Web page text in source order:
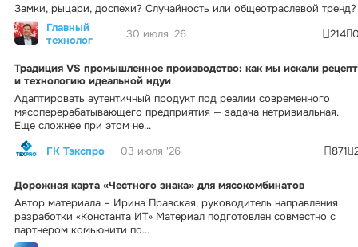
Замки, рыцари, доспехи? Случайность или общеотраслевой тренд?
Главный
технолог
30 июля '26 214
Традиция VS промышленное производство: как мы искали рецепт
и технологию идеальной ндуи
Адаптировать аутентичный продукт под реалии современного
мясоперерабатывающего предприятия — задача нетривиальная.
Еще сложнее при этом не...
ГК Тэкспро
03 июля '26 871
Дорожная карта «Честного знака» для мясокомбинатов
Автор материала – Ирина Правская, руководитель направления
разработки «Константа ИТ» Материал подготовлен совместно с
партнером комьюнити по...